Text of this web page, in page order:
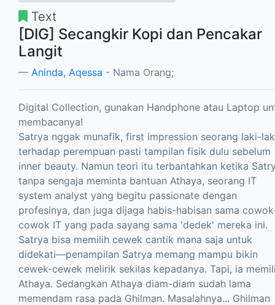
Text
[DIG] Secangkir Kopi dan Pencakar
Langit
Aninda, Aqessa - Nama Orang;
Digital Collection, gunakan Handphone atau Laptop
membacanya!
Satrya nggak munafik, first impression seorang laki-
terhadap perempuan pasti tampilan fisik dulu sebelum
inner beauty. Namun teori itu terbantahkan ketika
tanpa sengaja meminta bantuan Athaya, seorang IT
system analyst yang begitu passionate dengan
profesinya, dan juga dijaga habis-habisan sama
cowok IT yang pada sayang sama 'dedek' mereka ini.
Satrya bisa memilih cewek cantik mana saja untuk
didekati—penampilan Satrya memang mampu bikin
cewek-cewek melirik sekilas kepadanya. Tapi, ia
Athaya. Sedangkan Athaya diam-diam sudah lama
memendam rasa pada Ghilman. Masalahnya... Ghilman